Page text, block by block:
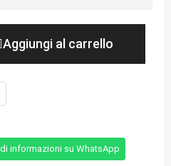
Aggiungi al carrello
informazioni su WhatsApp